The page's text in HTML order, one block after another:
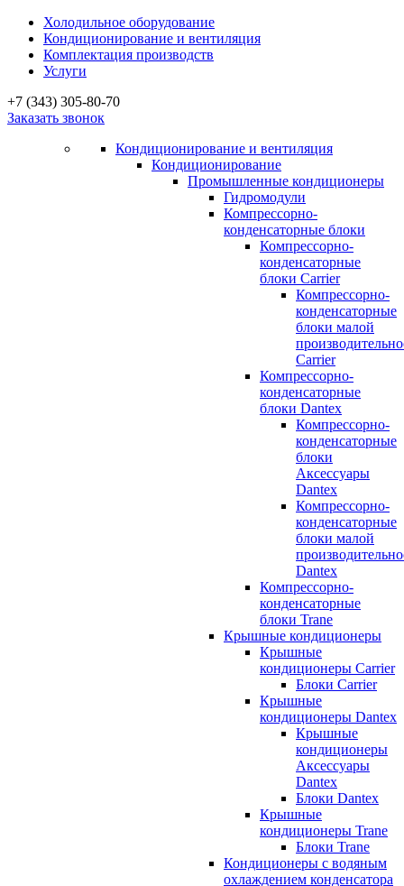
Холодильное оборудование
Кондиционирование и вентиляция
Комплектация производств
Услуги
+7 (343) 305-80-70
Заказать звонок
Кондиционирование и вентиляция
Кондиционирование
Промышленные кондиционеры
Гидромодули
Компрессорно-
конденсаторные блоки
Компрессорно-
конденсаторные
блоки Carrier
Компрессорно-
конденсаторные
блоки малой
Carrier
Компрессорно-
конденсаторные
блоки Dantex
Компрессорно-
конденсаторные
блоки
Аксессуары
Dantex
Компрессорно-
конденсаторные
блоки малой
Dantex
Компрессорно-
конденсаторные
блоки Trane
Крышные кондиционеры
Крышные
кондиционеры Carrier
Блоки Carrier
Крышные
кондиционеры Dantex
Крышные
кондиционеры
Аксессуары
Dantex
Блоки Dantex
Крышные
кондиционеры Trane
Блоки Trane
Кондиционеры с водяным
охлаждением конденсатора